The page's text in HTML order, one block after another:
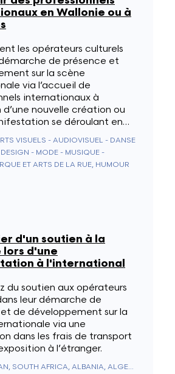
en Wallonie ou à
les opérateurs culturels
de présence et
sur la scène
via l’accueil de
internationaux à
d’une nouvelle création ou
se déroulant en…
VISUELS - AUDIOVISUEL - DANSE
- MODE - MUSIQUE -
ET ARTS DE LA RUE, HUMOUR
d'un soutien à la
d'une
à l'international
du soutien aux opérateurs
leur démarche de
de développement sur la
via une
dans les frais de transport
à l’étranger.
AFGHANISTAN, SOUTH AFRICA, ALBANIA, ALGERIA, GERMANY, ANDORRA, ANGOLA, ANGUILLA, ANTARCTICA, ANTIGUA & BARBUDA, NETHERLANDS ANTILLES, SAUDI ARABIA, ARGENTINA, ARMENIA, ARUBA, AUSTRALIA, AUSTRIA, AZERBAIJAN, BAHAMAS, BAHRAIN, BANGLADESH, BARBADOS, BELGIUM, BELIZE, BENIN, BERMUDA, BHUTAN, BELARUS, BOLIVIA, BOSNIA & HERZEGOVINA, BOTSWANA, BRAZIL, BRUNEI, BULGARIA, BURKINA FASO, BURUNDI, CAMBODIA, CAMEROON, CANADA, CAPE VERDE, CEUTA & MELILLA, CHILE, CHINA, CYPRUS, VATICAN CITY, COLOMBIA, COMOROS, CONGO - BRAZZAVILLE, CONGO - KINSHASA, NORTH KOREA, SOUTH KOREA, COSTA RICA, CÔTE D’IVOIRE, CROATIA, CUBA, CURAÇAO, DENMARK, DIEGO GARCIA, DJIBOUTI, DOMINICA, EGYPT, UNITED ARAB EMIRATES, ECUADOR, ERITREA, SPAIN, ESTONIA, ESWATINI, UNITED STATES, ETHIOPIA, FIJI, FINLAND, FRANCE, GABON, GAMBIA, GEORGIA, SOUTH GEORGIA & SOUTH SANDWICH ISLANDS, GHANA, GIBRALTAR, GREECE, GRENADA, GREENLAND, GUADELOUPE, GUAM, GUATEMALA, GUERNSEY, GUINEA, EQUATORIAL GUINEA, GUINEA-BISSAU, GUYANA, FRENCH GUIANA, HAITI, HONDURAS, HONG KONG SAR CHINA, HUNGARY, BOUVET ISLAND, CHRISTMAS ISLAND, CLIPPERTON ISLAND, ASCENSION ISLAND, ISLE OF MAN, NORFOLK ISLAND, ÅLAND ISLANDS, CAYMAN ISLANDS, CANARY ISLANDS, COCOS (KEELING) ISLANDS, COOK ISLANDS, U.S. OUTLYING ISLANDS, FAROE ISLANDS, HEARD & MCDONALD ISLANDS, FALKLAND ISLANDS, NORTHERN MARIANA ISLANDS, MARSHALL ISLANDS, PITCAIRN ISLANDS, SOLOMON ISLANDS, TURKS & CAICOS ISLANDS, U.S. VIRGIN ISLANDS, BRITISH VIRGIN ISLANDS, INDIA, INDONESIA, IRAQ, IRAN, IRELAND, ICELAND, ISRAEL, ITALY, JAMAICA, JAPAN, JERSEY, JORDAN, KAZAKHSTAN, KENYA, KYRGYZSTAN, KIRIBATI, KOSOVO, KUWAIT, LAOS, LESOTHO, LATVIA, LEBANON, LIBERIA, LIECHTENSTEIN, LITHUANIA, LUXEMBOURG, LIBYA, NORTH MACEDONIA, MADAGASCAR, MALAYSIA, MALAWI, MALDIVES, MALI, MALTA, MOROCCO, MARTINIQUE, MAURITIUS, MAURITANIA, MAYOTTE, MEXICO, MICRONESIA, MOLDOVA, MONACO, MONGOLIA, MONTENEGRO, MONTSERRAT, MOZAMBIQUE, MYANMAR (BURMA), NAMIBIA, NAURU, NEPAL, NICARAGUA, NIGER, NIGERIA, NIUE, NORWAY, NEW CALEDONIA, NEW ZEALAND, OUTLYING OCEANIA, OMAN, UGANDA, UZBEKISTAN, PAKISTAN, PALAU, PANAMA, PAPUA NEW GUINEA, PARAGUAY, NETHERLANDS, CARIBBEAN NETHERLANDS, PERU, PHILIPPINES, POLAND, FRENCH POLYNESIA, PUERTO RICO, PORTUGAL, QATAR, MACAO SAR CHINA, CENTRAL AFRICAN REPUBLIC, DOMINICAN REPUBLIC, RÉUNION, ROMANIA, UNITED KINGDOM, RUSSIA, RWANDA, WESTERN SAHARA, ST. KITTS & NEVIS, SAN MARINO, ST. PIERRE & MIQUELON, ST. VINCENT & GRENADINES, ST. HELENA, ST. LUCIA, EL SALVADOR, SAMOA, AMERICAN SAMOA, SÃO TOMÉ & PRÍNCIPE, SARK, SENEGAL, SERBIA, SEYCHELLES, SIERRA LEONE, SINGAPORE, SINT MAARTEN, SLOVAKIA, SLOVENIA, SOMALIA, SUDAN, SOUTH SUDAN, SRI LANKA, ST. BARTHÉLEMY, ST. MARTIN, SWEDEN, SWITZERLAND, SURINAME, SVALBARD & JAN MAYEN, SYRIA, TAJIKISTAN, TAIWAN, TANZANIA, CHAD, CZECHIA, FRENCH SOUTHERN TERRITORIES, BRITISH INDIAN OCEAN TERRITORY, PALESTINIAN TERRITORIES, THAILAND, TIMOR-LESTE, TOGO, TOKELAU, TONGA, TRINIDAD & TOBAGO, TRISTAN DA CUNHA, TUNISIA, TÜRKIYE, TURKMENISTAN, TUVALU, UKRAINE, URUGUAY, VANUATU, VENEZUELA, VIETNAM, WALLIS & FUTUNA, YEMEN, ZAMBIA, ZIMBABWE